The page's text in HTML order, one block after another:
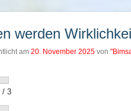
werden
am 20. November 2025 von
/ 3